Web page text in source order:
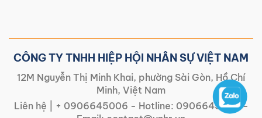
CÔNG TY TNHH HIỆP HỘI NHÂN SỰ VIỆT NAM
12M Nguyễn Thị Minh Khai, phường Sài Gòn, Hồ Chí
Minh, Việt Nam
Liên hệ |
+ 0906645006 - Hotline: 0906645006-